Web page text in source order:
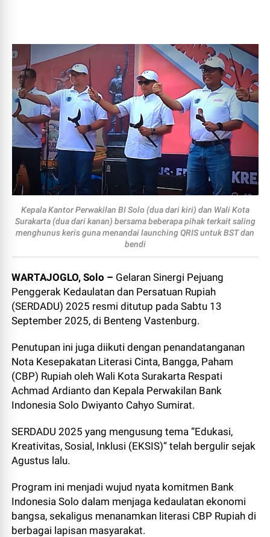
Kepala Kantor Perwakilan BI Solo (dua dari kiri) dan Wali Kota
Surakarta (dua dari kanan) bersama beberapa pihak terkait saling
menghunus keris guna menandai launching QRIS untuk BST dan
bendi
WARTAJOGLO, Solo – Gelaran Sinergi Pejuang
Penggerak Kedaulatan dan Persatuan Rupiah
(SERDADU) 2025 resmi ditutup pada Sabtu 13
September 2025, di Benteng Vastenburg.
Penutupan ini juga diikuti dengan penandatanganan
Nota Kesepakatan Literasi Cinta, Bangga, Paham
(CBP) Rupiah oleh Wali Kota Surakarta Respati
Achmad Ardianto dan Kepala Perwakilan Bank
Indonesia Solo Dwiyanto Cahyo Sumirat.
SERDADU 2025 yang mengusung tema “Edukasi,
Kreativitas, Sosial, Inklusi (EKSIS)” telah bergulir sejak
Agustus lalu.
Program ini menjadi wujud nyata komitmen Bank
Indonesia Solo dalam menjaga kedaulatan ekonomi
bangsa, sekaligus menanamkan literasi CBP Rupiah di
berbagai lapisan masyarakat.